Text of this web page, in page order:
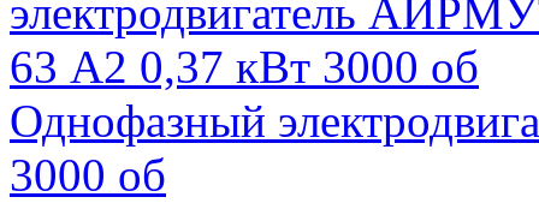
Однофазный
3000 об